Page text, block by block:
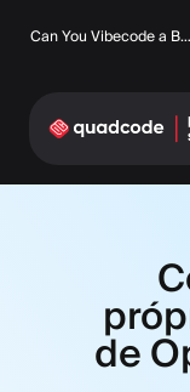
Can You Vibecode a Brokerage Platform?
de
Solução completa